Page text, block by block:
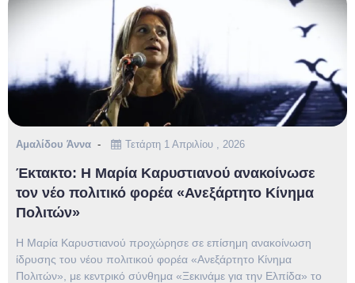
Αμαλίδου Άννα Τετάρτη 1 Απριλίου , 2026
Έκτακτο: Η Μαρία Καρυστιανού ανακοίνωσε
τον νέο πολιτικό φορέα «Ανεξάρτητο Κίνημα
Πολιτών»
Η Μαρία Καρυστιανού προχώρησε σε επίσημη ανακοίνωση
ίδρυσης του νέου πολιτικού φορέα «Ανεξάρτητο Κίνημα
Πολιτών», με κεντρικό σύνθημα «Ξεκινάμε για την Ελπίδα» το